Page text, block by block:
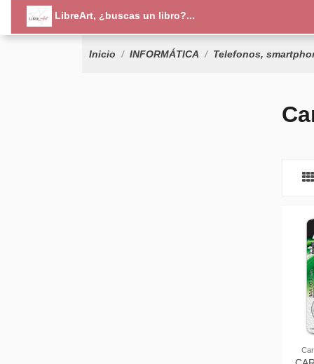
LibreArt, ¿buscas un libro?...
Inicio INFORMÁTICA Telefonos,